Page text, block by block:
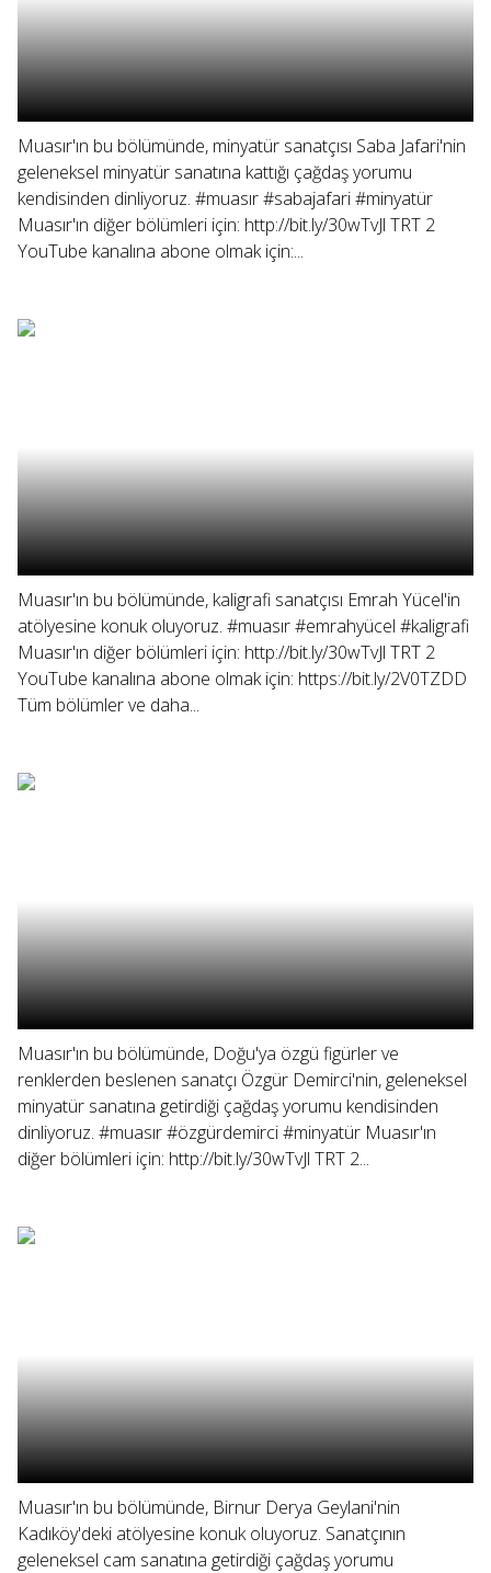
Muasır'ın bu bölümünde, minyatür sanatçısı Saba Jafari'nin
geleneksel minyatür sanatına kattığı çağdaş yorumu
kendisinden dinliyoruz. #muasır #sabajafari #minyatür
Muasır'ın diğer bölümleri için: http://bit.ly/30wTvJl TRT 2
YouTube kanalına abone olmak için:...
Muasır'ın bu bölümünde, kaligrafi sanatçısı Emrah Yücel'in
atölyesine konuk oluyoruz. #muasır #emrahyücel #kaligrafi
Muasır'ın diğer bölümleri için: http://bit.ly/30wTvJl TRT 2
YouTube kanalına abone olmak için: https://bit.ly/2V0TZDD
Tüm bölümler ve daha...
Muasır'ın bu bölümünde, Doğu'ya özgü figürler ve
renklerden beslenen sanatçı Özgür Demirci'nin, geleneksel
minyatür sanatına getirdiği çağdaş yorumu kendisinden
dinliyoruz. #muasır #özgürdemirci #minyatür Muasır'ın
diğer bölümleri için: http://bit.ly/30wTvJl TRT 2...
Muasır'ın bu bölümünde, Birnur Derya Geylani'nin
Kadıköy'deki atölyesine konuk oluyoruz. Sanatçının
geleneksel cam sanatına getirdiği çağdaş yorumu